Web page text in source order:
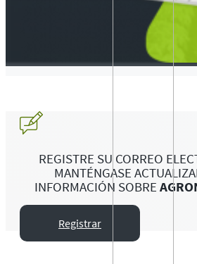
REGISTRE SU CORREO
MANTÉNGASE
INFORMACIÓN SOBRE
Registrar